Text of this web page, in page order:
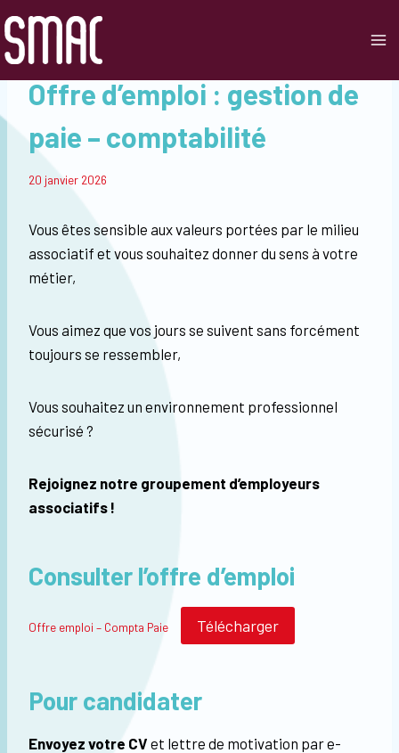
au
contenuACTUALITÉS|OFFRE D'EMPLOI
Offre d’emploi : gestion de
paie – comptabilité
Par
20 janvier 2026
Vous êtes sensible aux valeurs portées par le milieu
associatif et vous souhaitez donner du sens à votre
métier,
Vous aimez que vos jours se suivent sans forcément
toujours se ressembler,
Vous souhaitez un environnement professionnel
sécurisé ?
Rejoignez notre groupement d’employeurs
associatifs !
Consulter l’offre d’emploi
Offre emploi – Compta Paie Télécharger
Pour candidater
Envoyez votre CV et lettre de motivation par e-